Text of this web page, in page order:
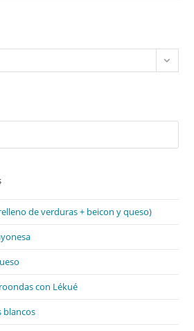
de verduras + beicon y queso)
con Lékué
blancos